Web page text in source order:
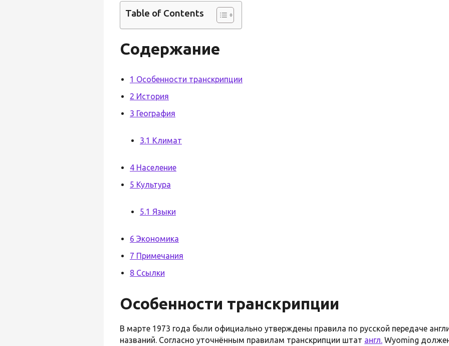
Table of Contents
Содержание
1 Особенности транскрипции
2 История
3 География
3.1 Климат
4 Население
5 Культура
5.1 Языки
6 Экономика
7 Примечания
8 Ссылки
Особенности транскрипции
В марте 1973 года были официально утверждены правила по русской передаче
названий. Согласно уточнённым правилам транскрипции штат англ. Wyoming